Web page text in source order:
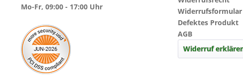
Mo-Fr, 09:00 - 17:00 Uhr
Widerrufsformular
Defektes Produkt
AGB
Widerruf